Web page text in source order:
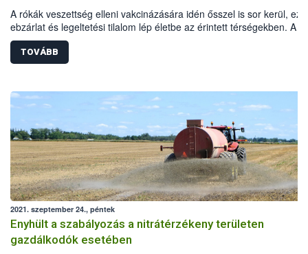
A rókák veszettség elleni vakcinázására idén ősszel is sor kerül,
ebzárlat és legeltetési tilalom lép életbe az érintett térségekben. A
repülőgépes vakcinázás 2021. október 2-16. között zajlik hazánk
keleti megyéiben.
TOVÁBB
2021. szeptember 24., péntek
Enyhült a szabályozás a nitrátérzékeny területen
gazdálkodók esetében